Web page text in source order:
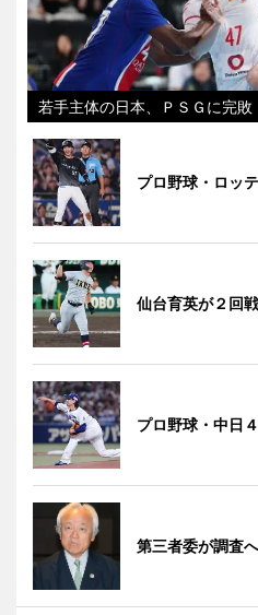
若手主体の日本、ＰＳＧに完敗
プロ野球・ロッ
仙台育英が２回
プロ野球・中日
第三者委が調査